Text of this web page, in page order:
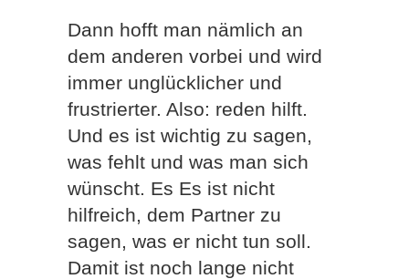
Dann hofft man nämlich an
dem anderen vorbei und wird
immer unglücklicher und
frustrierter. Also: reden hilft.
Und es ist wichtig zu sagen,
was fehlt und was man sich
wünscht. Es Es ist nicht
hilfreich, dem Partner zu
sagen, was er nicht tun soll.
Damit ist noch lange nicht